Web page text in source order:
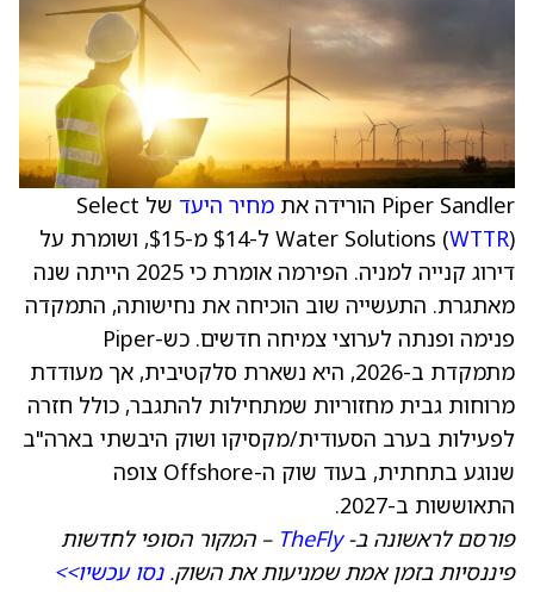
Piper Sandler הורידה את מחיר היעד
של Select
Water Solutions (WTTR
) ל-$14 מ-$15, ושומרת על
דירוג קנייה למניה. הפירמה אומרת כי 2025 הייתה שנה
מאתגרת. התעשייה שוב הוכיחה את נחישותה, התמקדה
פנימה ופנתה לערוצי צמיחה חדשים. כש-Piper
מתמקדת ב-2026, היא נשארת סלקטיבית, אך מעודדת
מרוחות גבית מחזוריות שמתחילות להתגבר, כולל חזרה
לפעילות בערב הסעודית/מקסיקו ושוק היבשתי בארה"ב
שנוגע בתחתית, בעוד שוק ה-Offshore צופה
התאוששות ב-2027.
פורסם לראשונה ב-TheFly – המקור הסופי לחדשות
פיננסיות בזמן אמת שמניעות את השוק.נסו עכשיו>>